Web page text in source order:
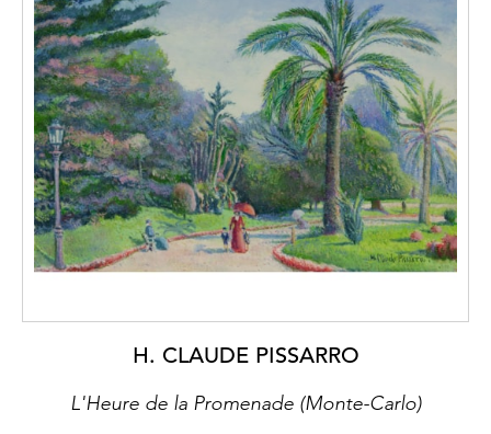
H. CLAUDE PISSARRO
L'Heure de la Promenade (Monte-Carlo)